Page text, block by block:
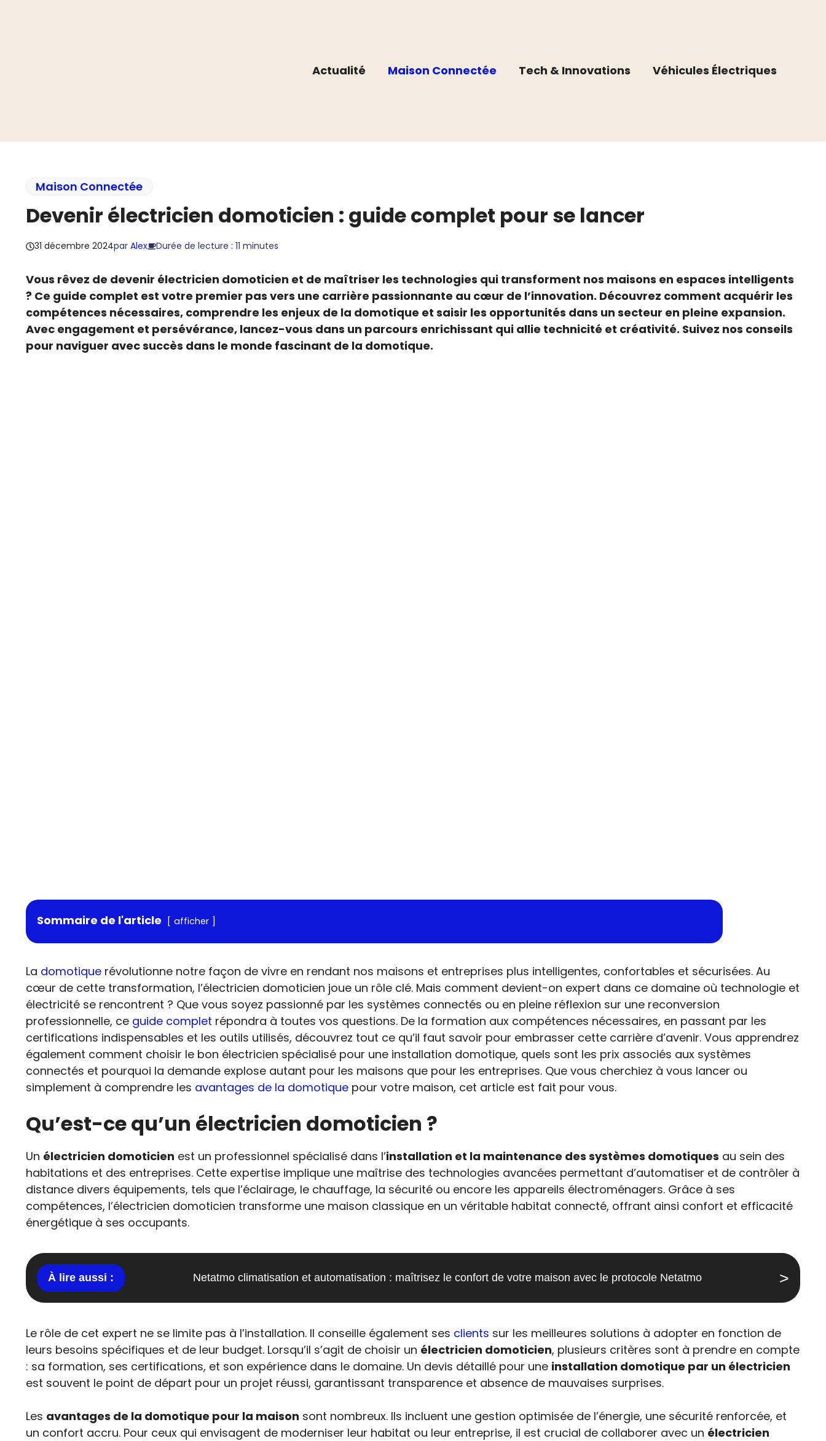
Actualité
Maison Connectée Tech & Innovations Véhicules Électriques
Maison Connectée
Devenir électricien domoticien : guide complet pour se lancer
31 décembre 2024par Alex Durée de lecture : 11 minutes
Vous rêvez de devenir électricien domoticien et de maîtriser les technologies qui transforment nos maisons en espaces intelligents
? Ce guide complet est votre premier pas vers une carrière passionnante au cœur de l’innovation. Découvrez comment acquérir les
compétences nécessaires, comprendre les enjeux de la domotique et saisir les opportunités dans un secteur en pleine expansion.
Avec engagement et persévérance, lancez-vous dans un parcours enrichissant qui allie technicité et créativité. Suivez nos conseils
pour naviguer avec succès dans le monde fascinant de la domotique.
Sommaire de l'article afficher
La domotique révolutionne notre façon de vivre en rendant nos maisons et entreprises plus intelligentes, confortables et sécurisées. Au
cœur de cette transformation, l’électricien domoticien joue un rôle clé. Mais comment devient-on expert dans ce domaine où technologie et
électricité se rencontrent ? Que vous soyez passionné par les systèmes connectés ou en pleine réflexion sur une reconversion
professionnelle, ce guide complet répondra à toutes vos questions. De la formation aux compétences nécessaires, en passant par les
certifications indispensables et les outils utilisés, découvrez tout ce qu’il faut savoir pour embrasser cette carrière d’avenir. Vous apprendrez
également comment choisir le bon électricien spécialisé pour une installation domotique, quels sont les prix associés aux systèmes
connectés et pourquoi la demande explose autant pour les maisons que pour les entreprises. Que vous cherchiez à vous lancer ou
simplement à comprendre les avantages de la domotique pour votre maison, cet article est fait pour vous.
Qu’est-ce qu’un électricien domoticien ?
Un électricien domoticien est un professionnel spécialisé dans l’installation et la maintenance des systèmes domotiques au sein des
habitations et des entreprises. Cette expertise implique une maîtrise des technologies avancées permettant d’automatiser et de contrôler à
distance divers équipements, tels que l’éclairage, le chauffage, la sécurité ou encore les appareils électroménagers. Grâce à ses
compétences, l’électricien domoticien transforme une maison classique en un véritable habitat connecté, offrant ainsi confort et efficacité
énergétique à ses occupants.
Netatmo climatisation et automatisation : maîtrisez le confort de votre maison avec le protocole Netatmo
Le rôle de cet expert ne se limite pas à l’installation. Il conseille également ses clients sur les meilleures solutions à adopter en fonction de
leurs besoins spécifiques et de leur budget. Lorsqu’il s’agit de choisir un électricien domoticien, plusieurs critères sont à prendre en compte
: sa formation, ses certifications, et son expérience dans le domaine. Un devis détaillé pour une installation domotique par un électricien
est souvent le point de départ pour un projet réussi, garantissant transparence et absence de mauvaises surprises.
Les avantages de la domotique pour la maison sont nombreux. Ils incluent une gestion optimisée de l’énergie, une sécurité renforcée, et
un confort accru. Pour ceux qui envisagent de moderniser leur habitat ou leur entreprise, il est crucial de collaborer avec un électricien